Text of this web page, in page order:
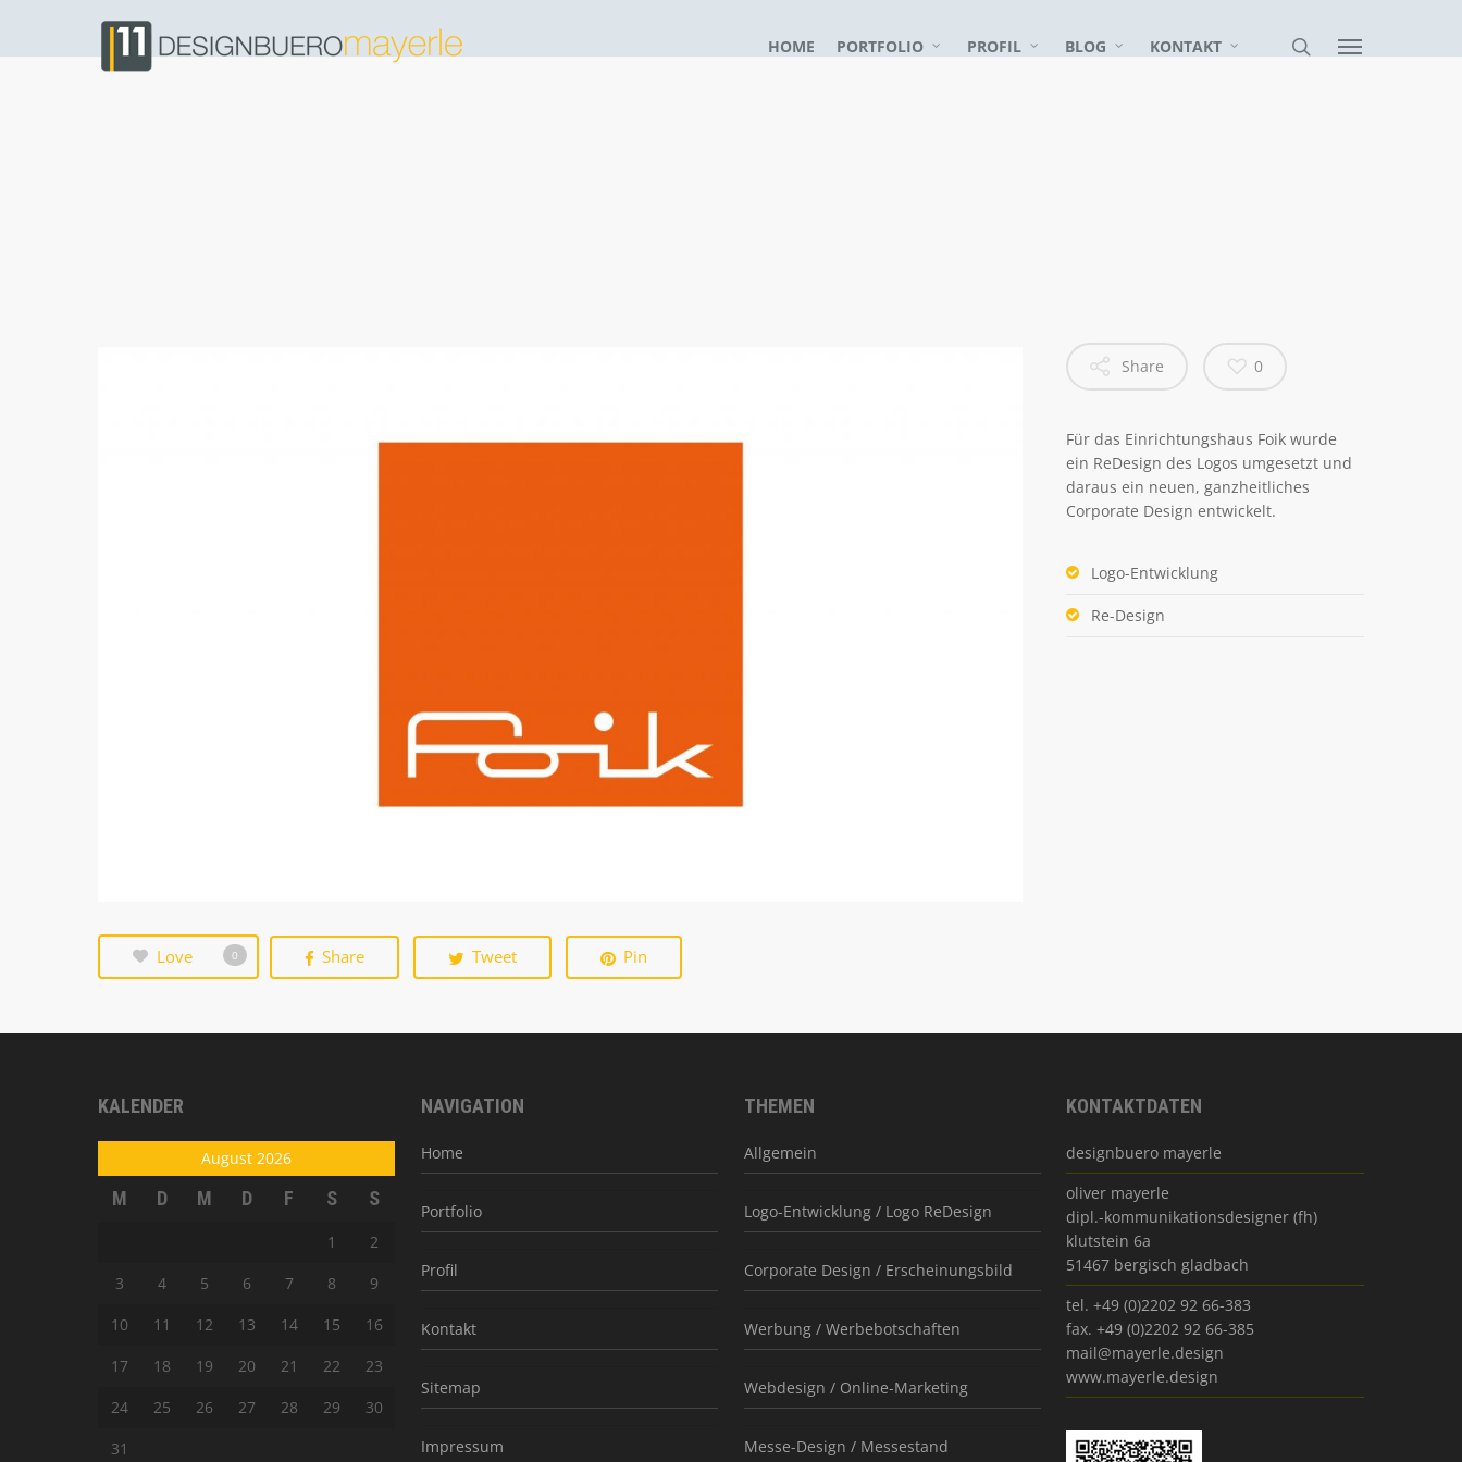
HOME PORTFOLIO PROFIL BLOG KONTAKT
Love 0 Share Tweet Pin
Share 0
Für das Einrichtungshaus Foik wurde
ein ReDesign des Logos umgesetzt und
daraus ein neuen, ganzheitliches
Corporate Design entwickelt.
Logo-Entwicklung
Re-Design
KALENDER
August 2026
M D M D F S S
1
2
3
4 5 6 7 8
9
10
11 12 13 14 15
16
17
18 19 20 21 22
23
24
25 26 27 28 29
30
31
NAVIGATION
Home
Portfolio
Profil
Kontakt
Sitemap
Impressum
THEMEN
Allgemein
Logo-Entwicklung / Logo ReDesign
Corporate Design / Erscheinungsbild
Werbung / Werbebotschaften
Webdesign / Online-Marketing
Messe-Design / Messestand
KONTAKTDATEN
designbuero mayerle
oliver mayerle
dipl.-kommunikationsdesigner (fh)
klutstein 6a
51467 bergisch gladbach
tel. +49 (0)2202 92 66-383
fax. +49 (0)2202 92 66-385
mail@mayerle.design
www.mayerle.design